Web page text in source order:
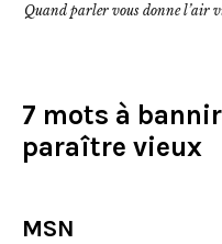
Quand parler vous donne l’air
7 mots à
paraître vieux
MSN